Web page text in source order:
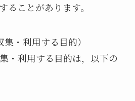
ることがあります。
・利用する目的）
・利用する目的は，以下の